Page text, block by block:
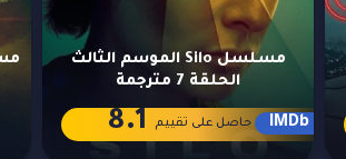
مسلسل Silo الموسم الثالث
الحلقة 7 مترجمة
IMDb حاصل على تقييم 8.1